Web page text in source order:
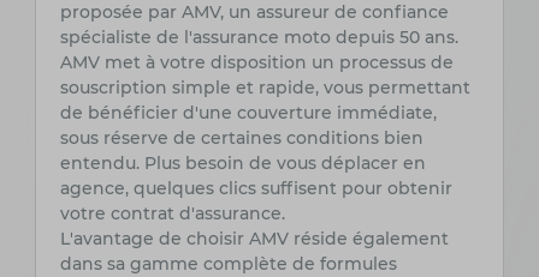
proposée par AMV, un assureur de confiance
spécialiste de l'assurance moto depuis 50 ans.
AMV met à votre disposition un processus de
souscription simple et rapide, vous permettant
de bénéficier d'une couverture immédiate,
sous réserve de certaines conditions bien
entendu. Plus besoin de vous déplacer en
agence, quelques clics suffisent pour obtenir
votre contrat d'assurance.
L'avantage de choisir AMV réside également
dans sa gamme complète de formules